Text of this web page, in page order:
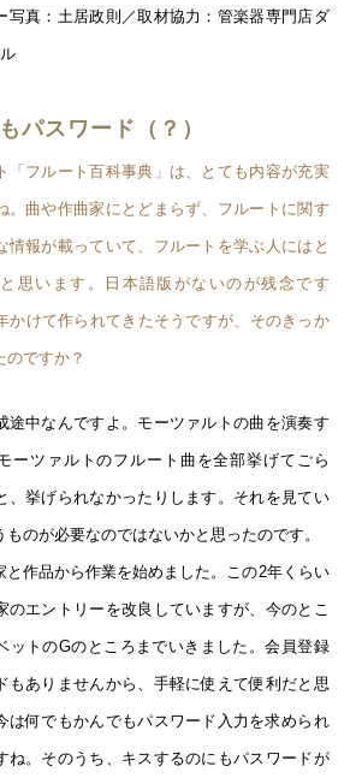
写真：土居政則／取材協力：管楽器専門店ダ
パスワード（？）
「フルート百科事典」は、とても内容が充実
。曲や作曲家にとどまらず、フルートに関す
情報が載っていて、フルートを学ぶ人にはと
思います。日本語版がないのが残念です
けて作られてきたそうですが、そのきっか
のですか？
途中なんですよ。モーツァルトの曲を演奏す
ーツァルトのフルート曲を全部挙げてごら
、挙げられなかったりします。それを見てい
ものが必要なのではないかと思ったのです。
と作品から作業を始めました。この2年くらい
のエントリーを改良していますが、今のとこ
ットのGのところまでいきました。会員登録
もありませんから、手軽に使えて便利だと思
は何でもかんでもパスワード入力を求められ
ね。そのうち、キスするのにもパスワードが